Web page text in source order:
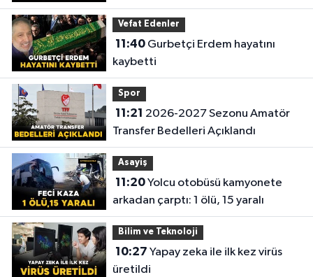
Vefat Edenler
11:40Gurbetçi Erdem hayatını
kaybetti
Spor
11:21
Transfer Bedelleri Açıklandı
Asayiş
11:20Yolcu otobüsü kamyonete
arkadan çarptı: 1 ölü, 15 yaralı
Bilim ve Teknoloji
10:27
üretildi